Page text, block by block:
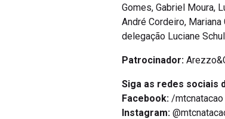
Gomes, Gabriel Moura,
André Cordeiro,
delegação Luciane
Patrocinador:
Siga as redes sociais
Facebook: /mtcnatacao
Instagram: